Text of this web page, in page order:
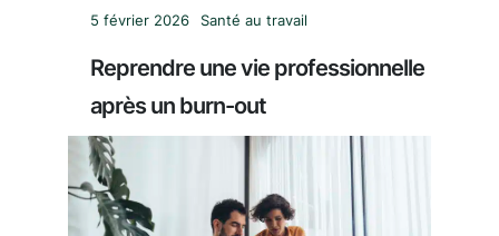
5 février 2026 Santé au travail
Reprendre une vie professionnelle
après un burn-out